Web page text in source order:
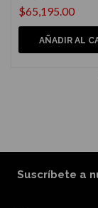
$65,195.00
AÑADIR AL
Suscríbete a